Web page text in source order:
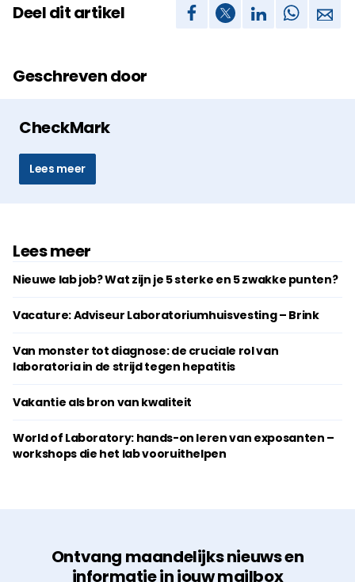
Deel dit artikel
Geschreven door
CheckMark
Lees meer
Lees meer
Nieuwe lab job? Wat zijn je 5 sterke en 5 zwakke punten?
Vacature: Adviseur Laboratoriumhuisvesting – Brink
Van monster tot diagnose: de cruciale rol van
laboratoria in de strijd tegen hepatitis
Vakantie als bron van kwaliteit
World of Laboratory: hands-on leren van exposanten –
workshops die het lab vooruithelpen
Ontvang maandelijks nieuws en
informatie in jouw mailbox